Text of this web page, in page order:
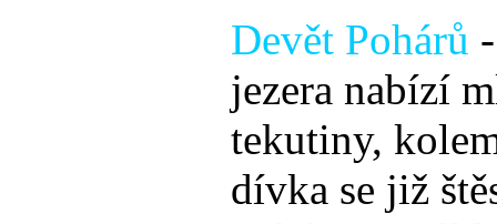
Devět Pohárů
jezera nabízí
tekutiny,
dívka se již